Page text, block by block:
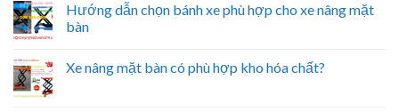
Hướng dẫn chọn bánh xe phù hợp cho xe nâng mặt
bàn
Xe nâng mặt bàn có phù hợp kho hóa chất?